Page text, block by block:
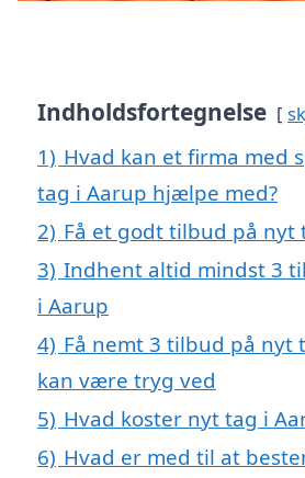
Indholdsfortegnelse
1) Hvad kan et firma med
tag i Aarup hjælpe med?
2) Få et godt tilbud på nyt
3) Indhent altid mindst 3
i Aarup
4) Få nemt 3 tilbud på nyt
kan være tryg ved
5) Hvad koster nyt tag i
6) Hvad er med til at